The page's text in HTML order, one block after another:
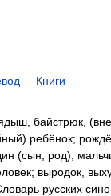
Книги
байстрюк,
ребёнок;
(сын, род);
выродок,
русских